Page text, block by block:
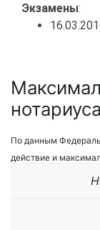
Экзамены:
По данным
действие и